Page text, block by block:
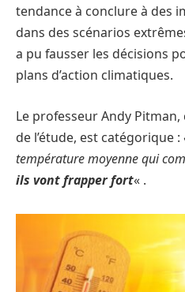
tendance à conclure à des
dans des scénarios
a pu fausser les décisions
plans d’action climatiques.
Le professeur Andy
de l’étude, est catégorique :
température moyenne qui
ils vont frapper fort« .